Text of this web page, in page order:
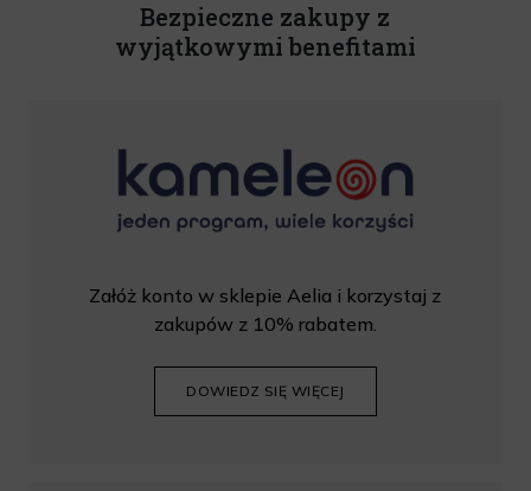
Bezpieczne zakupy z
wyjątkowymi benefitami
Załóż konto w sklepie Aelia i korzystaj z
zakupów z 10% rabatem.
DOWIEDZ SIĘ WIĘCEJ